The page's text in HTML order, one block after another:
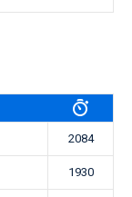
2084
1930